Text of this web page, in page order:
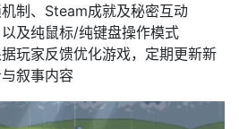
制、Steam成就及秘密互动
及纯鼠标/纯键盘操作模式
玩家反馈优化游戏，定期更新新
叙事内容